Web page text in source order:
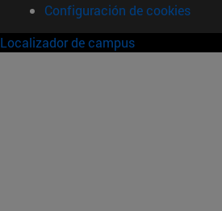
Configuración de cookies
Localizador de campus